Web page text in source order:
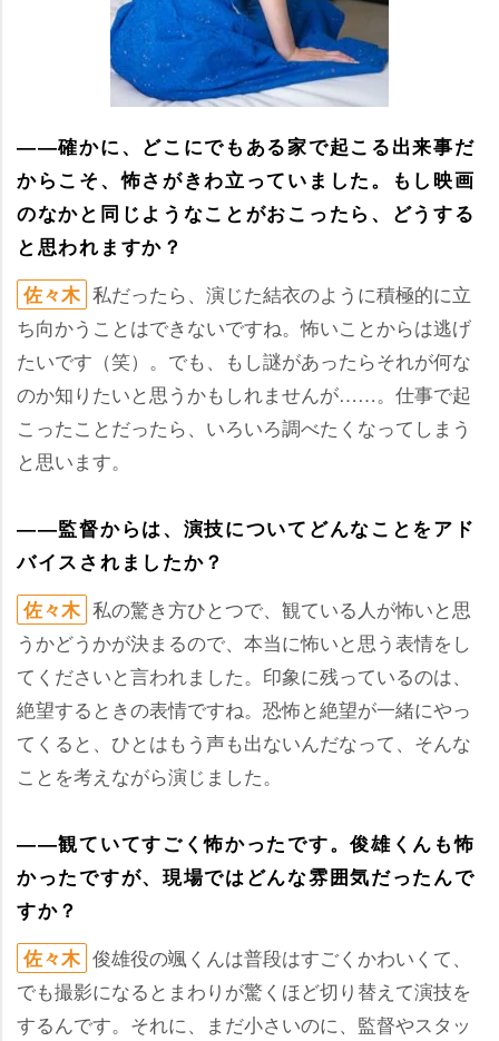
――確かに、どこにでもある家で起こる出来事だ
からこそ、怖さがきわ立っていました。もし映画
のなかと同じようなことがおこったら、どうする
と思われますか？
佐々木 私だったら、演じた結衣のように積極的に立
ち向かうことはできないですね。怖いことからは逃げ
たいです（笑）。でも、もし謎があったらそれが何な
のか知りたいと思うかもしれませんが……。仕事で起
こったことだったら、いろいろ調べたくなってしまう
と思います。
――監督からは、演技についてどんなことをアド
バイスされましたか？
佐々木 私の驚き方ひとつで、観ている人が怖いと思
うかどうかが決まるので、本当に怖いと思う表情をし
てくださいと言われました。印象に残っているのは、
絶望するときの表情ですね。恐怖と絶望が一緒にやっ
てくると、ひとはもう声も出ないんだなって、そんな
ことを考えながら演じました。
――観ていてすごく怖かったです。俊雄くんも怖
かったですが、現場ではどんな雰囲気だったんで
すか？
佐々木 俊雄役の颯くんは普段はすごくかわいくて、
でも撮影になるとまわりが驚くほど切り替えて演技を
するんです。それに、まだ小さいのに、監督やスタッ